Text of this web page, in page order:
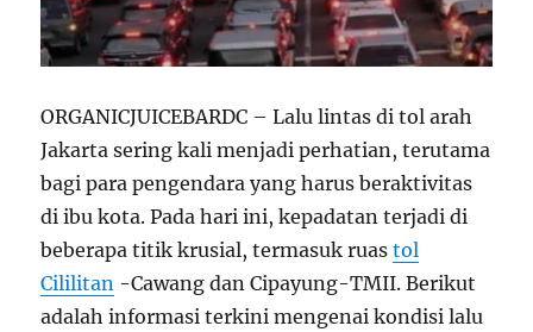
ORGANICJUICEBARDC – Lalu lintas di tol arah
Jakarta sering kali menjadi perhatian, terutama
bagi para pengendara yang harus beraktivitas
di ibu kota. Pada hari ini, kepadatan terjadi di
beberapa titik krusial, termasuk ruastol
Cililitan -Cawang dan Cipayung-TMII. Berikut
adalah informasi terkini mengenai kondisi lalu